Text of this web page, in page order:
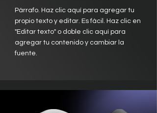
Párrafo. Haz clic aquí para agregar tu
propio texto y editar. Es fácil. Haz clic en
"Editar texto" o doble clic aquí para
agregar tu contenido y cambiar la
fuente.